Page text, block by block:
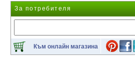
За потребителя
Към онлайн магазина